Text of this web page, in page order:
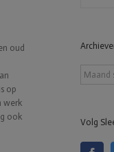
oud
op
werk
ook
Volg